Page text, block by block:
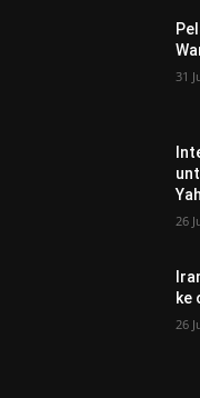
31
26
ke
26